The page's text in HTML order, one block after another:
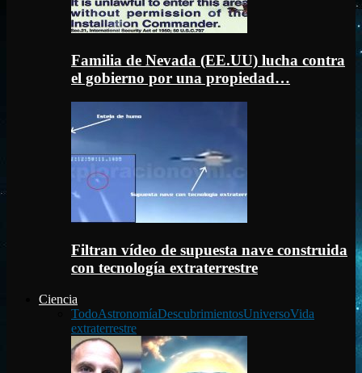
Familia de Nevada (EE.UU) lucha contra
el gobierno por una propiedad…
Filtran vídeo de supuesta nave construida
con tecnología extraterrestre
Ciencia
TodoAstronomíaDescubrimientosUniversoVida
extraterrestre